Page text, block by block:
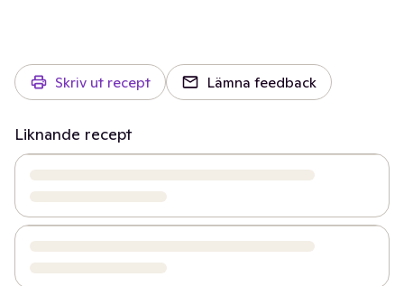
Skriv ut recept Lämna feedback
Liknande recept